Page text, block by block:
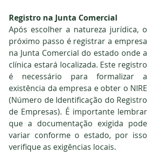
Registro na Junta Comercial
Após escolher a natureza jurídica, o
próximo passo é registrar a empresa
na Junta Comercial do estado onde a
clínica estará localizada. Este registro
é necessário para formalizar a
existência da empresa e obter o NIRE
(Número de Identificação do Registro
de Empresas). É importante lembrar
que a documentação exigida pode
variar conforme o estado, por isso
verifique as exigências locais.